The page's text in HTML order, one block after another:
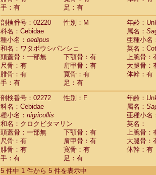
Atelidae Lagothrix lagothricha
AtelidaeLagothrix lagothricha cana(0)
Pitheciidae
Cacajao calvus
Pitheciidae
Callicebus cupreus(0)
Pitheciidae Callicebus donacophilus(0)
PitheciidaeCallicebus moloch(0)
Pitheciidae Callicebus torquatus(0)
Pitheciidae Callicebus
Pitheciidae Chiropotes satanas
Pitheciidae Pithecia monachus
Pitheciidae Pithecia pithecia (0)
Cercopithecidae Cercocebus agilis (0)
Cercopithecidae
Cercocebus
Cercopithecidae
Cercocebus
CercopithecidaeCercocebus
CercopithecidaeCercocebus
CercopithecidaeCercocebus hybrid(0)
CercopithecidaeCercocebus
CercopithecidaeLophocebus
手：有
足：有
剖検番号：02220
性別：M
年齢：
科名：Cebidae
属名：
種小名： oedipus
亜種小名
和名：ワタボウシパンシェ
英名：
頭蓋骨：一部無
下顎骨：有
上腕骨：
尺骨：有
肩甲骨：有
大腿骨：
腓骨：有
寛骨：有
体幹：有
手：有
足：有
剖検番号：02272
性別：F
年齢：
科名：Cebidae
属名：
種小名： nigricollis
亜種小名
和名：クロクビタマリン
英名：
頭蓋骨：一部無
下顎骨：有
上腕骨：
尺骨：有
肩甲骨：有
大腿骨：
腓骨：有
寛骨：有
体幹：有
手：有
足：有
5 件中 1 件から 5 件を表示中